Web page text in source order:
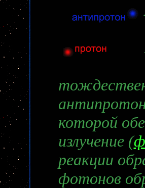
которой
излучение (
реакции
фотонов